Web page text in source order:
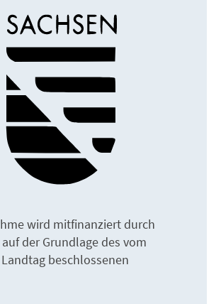
wird mitfinanziert durch
der Grundlage des vom
beschlossenen